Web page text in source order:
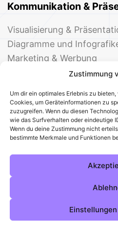
Zustimmung
Um dir ein optimales Erlebnis zu
Cookies, um Geräteinformationen zu
zuzugreifen. Wenn du diesen
wie das Surfverhalten oder eindeutige
Wenn du deine Zustimmung nicht
bestimmte Merkmale und Funktionen
Kommunikation &
Visualisierung &
Diagramme und
Marketing & Werbung
Events & Einladungen
© 2025 Deine Welt
Alle Vorlagen
Datenschutz